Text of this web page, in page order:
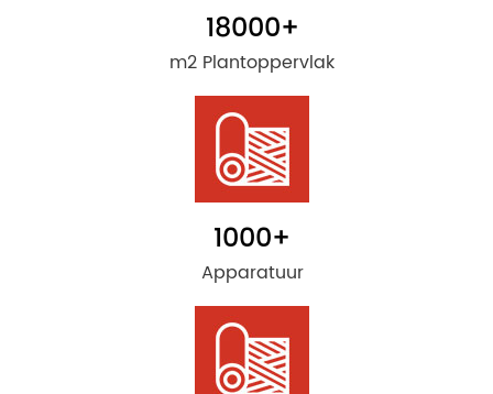
18000+
m2 Plantoppervlak
1000+
Apparatuur